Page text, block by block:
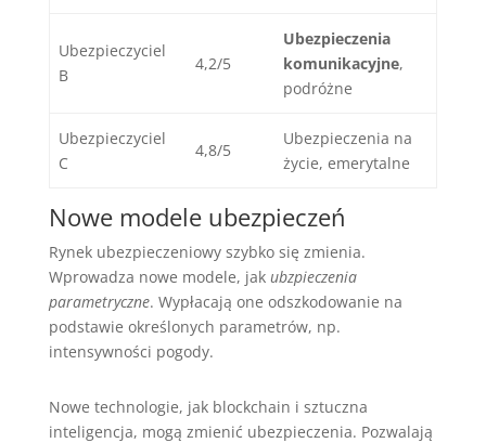
Ubezpieczyciel
B
4,2/5
Ubezpieczenia
komunikacyjne,
podróżne
Ubezpieczyciel
C
4,8/5
Ubezpieczenia na
życie, emerytalne
Nowe modele ubezpieczeń
Rynek ubezpieczeniowy szybko się zmienia.
Wprowadza nowe modele, jak ubzpieczenia
parametryczne. Wypłacają one odszkodowanie na
podstawie określonych parametrów, np.
intensywności pogody.
Nowe technologie, jak blockchain i sztuczna
inteligencja, mogą zmienić ubezpieczenia. Pozwalają